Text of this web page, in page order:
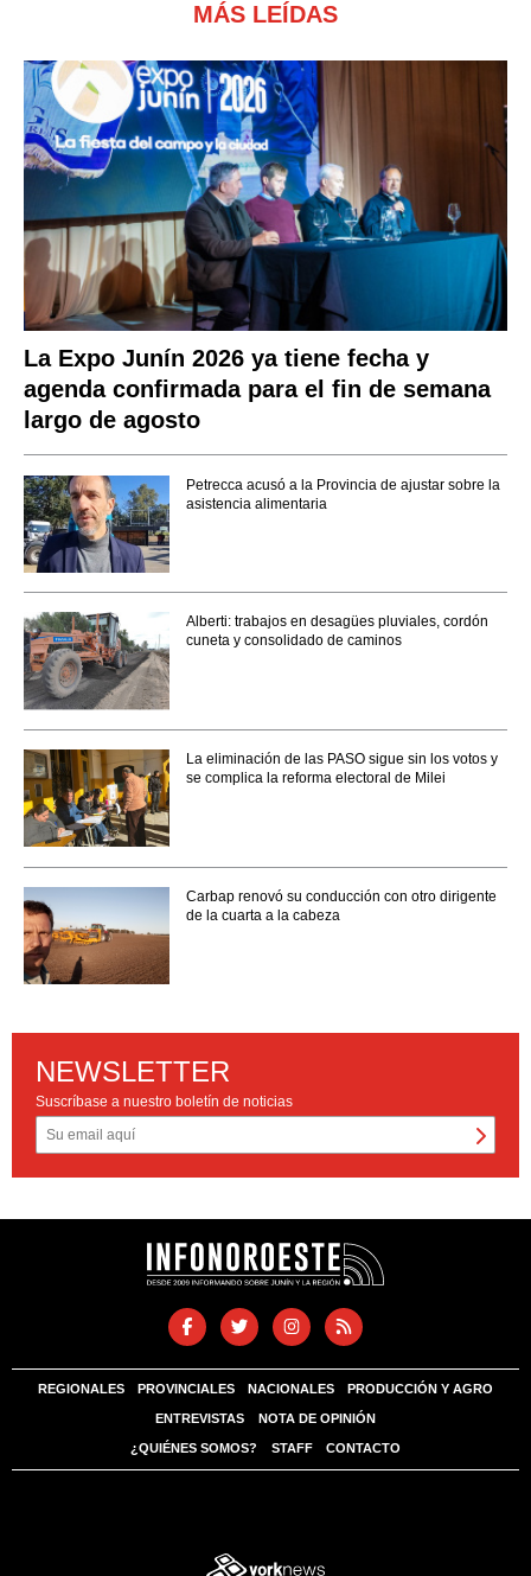
MÁS LEÍDAS
La Expo Junín 2026 ya tiene fecha y
agenda confirmada para el fin de semana
largo de agosto
Petrecca acusó a la Provincia de ajustar sobre la
asistencia alimentaria
Alberti: trabajos en desagües pluviales, cordón
cuneta y consolidado de caminos
La eliminación de las PASO sigue sin los votos y
se complica la reforma electoral de Milei
Carbap renovó su conducción con otro dirigente
de la cuarta a la cabeza
NEWSLETTER
Suscríbase a nuestro boletín de noticias
REGIONALES PROVINCIALES NACIONALES PRODUCCIÓN Y AGRO
ENTREVISTAS NOTA DE OPINIÓN
¿QUIÉNES SOMOS? STAFF CONTACTO